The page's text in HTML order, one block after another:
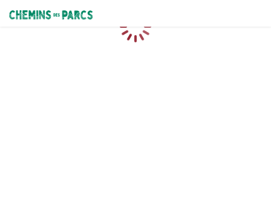
Chemins des Parcs
Loading